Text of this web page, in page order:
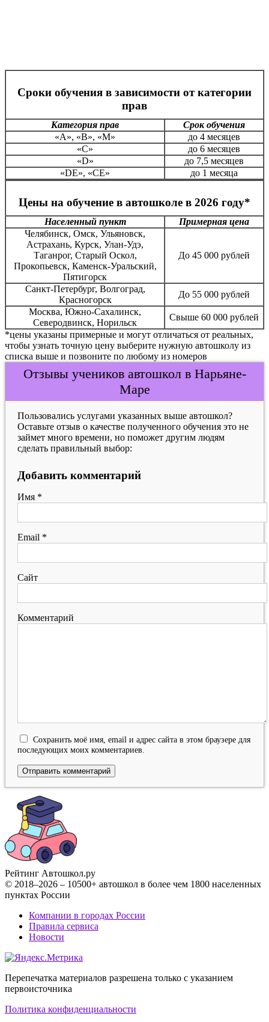
Сроки обучения в зависимости от категории
прав
Категория прав
Срок обучения
«А», «В», «М»
до 4 месяцев
«С»
до 6 месяцев
«D»
до 7,5 месяцев
«DE», «CE»
до 1 месяца
Цены на обучение в автошколе в 2026 году*
Населенный пункт
Примерная цена
Челябинск, Омск, Ульяновск,
Астрахань, Курск, Улан-Удэ,
Таганрог, Старый Оскол,
Прокопьевск, Каменск-Уральский,
Пятигорск
До 45 000 рублей
Санкт-Петербург, Волгоград,
Красногорск
До 55 000 рублей
Москва, Южно-Сахалинск,
Северодвинск, Норильск
Свыше 60 000 рублей
*цены указаны примерные и могут отличаться от реальных,
чтобы узнать точную цену выберите нужную автошколу из
списка выше и позвоните по любому из номеров
Отзывы учеников автошкол в Нарьяне-
Маре
Пользовались услугами указанных выше автошкол?
Оставьте отзыв о качестве полученного обучения это не
займет много времени, но поможет другим людям
сделать правильный выбор:
Добавить комментарий
Имя *
Email *
Сайт
Комментарий
Сохранить моё имя, email и адрес сайта в этом браузере для
последующих моих комментариев.
Рейтинг Автошкол.ру
© 2018–2026 – 10500+ автошкол в более чем 1800 населенных
пунктах России
Компании в городах России
Правила сервиса
Новости
Перепечатка материалов разрешена только с указанием
первоисточника
Политика конфиденциальности